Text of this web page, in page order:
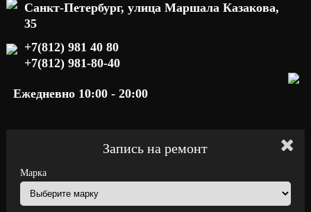
Санкт-Петербург, улица Маршала Казакова,
35
+7(812) 981 40 80
+7(812) 981-80-40
Ежедневно 10:00 - 20:00
Запись на ремонт
Марка